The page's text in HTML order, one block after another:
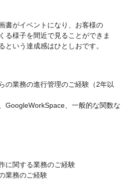
書がイベントになり、お客様の
る様子を間近で見ることができま
という達成感はひとしおです。
の業務の進行管理のご経験（2年以
GoogleWorkSpace、一般的な関数な
に関する業務のご経験
業務のご経験